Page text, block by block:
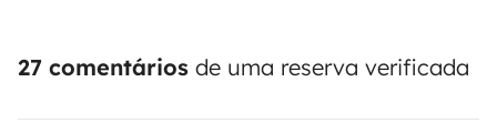
27 comentários de uma reserva verificada